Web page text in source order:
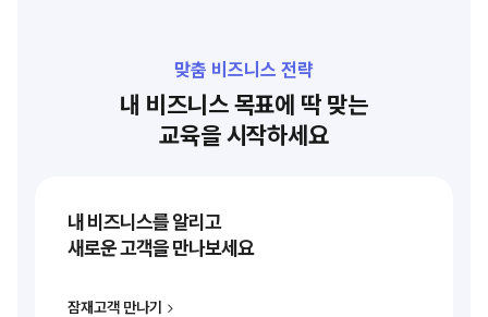
맞춤 비즈니스 전략
내 비즈니스 목표에 딱 맞는
교육을 시작하세요
내 비즈니스를 알리고
새로운 고객을 만나보세요
잠재고객 만나기